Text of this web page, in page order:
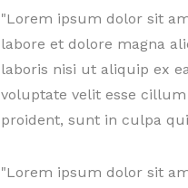
"Lorem ipsum dolor sit
labore et dolore magna
laboris nisi ut aliquip ex
voluptate velit esse
proident, sunt in culpa
"Lorem ipsum dolor sit